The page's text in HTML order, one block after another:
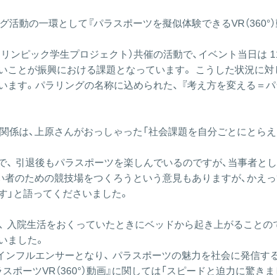
デ
ィ
ン
グ
ス
イ
ト
こ
ち
動の一環として『パラスポーツを擬似体験できるVR（360°
ンピック学生プロジェクト）共催の活動で、イベント当日
とが振興における課題となっています。 こうした状況に対
す。パラリングの名称に込められた、 『考え方を変える＝
は、上原さんがおっしゃった「社会課題を自分ごとにとら
引退後もパラスポーツを楽しんでいるのですが、当事者と
のための競技場をつくろうという意見もありますが、かえ
と語ってくださいました。
入院生活をおくっていたときにベッドから起き上がること
した。
フルエンサーとなり、 パラスポーツの魅力を社会に発信す
ツVR（360°）動画』に関しては「スピードと迫力に驚きま